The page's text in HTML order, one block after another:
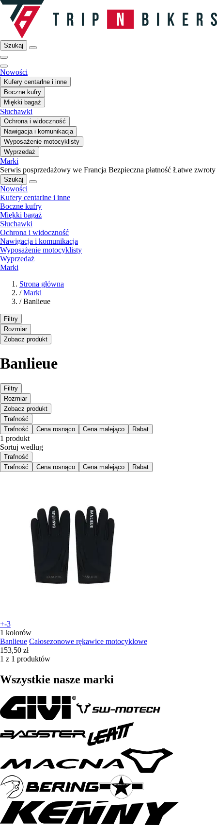
Szukaj
Nowości
Kufery centarlne i inne
Boczne kufry
Miękki bagaż
Słuchawki
Ochrona i widoczność
Nawigacja i komunikacja
Wyposażenie motocyklisty
Wyprzedaż
Marki
Serwis posprzedażowy we Francja Bezpieczna płatność Łatwe zwroty
Szukaj
Nowości
Kufery centarlne i inne
Boczne kufry
Miękki bagaż
Słuchawki
Ochrona i widoczność
Nawigacja i komunikacja
Wyposażenie motocyklisty
Wyprzedaż
Marki
Strona główna
/ Marki
/ Banlieue
Filtry
Rozmiar
Zobacz produkt
Banlieue
Filtry
Rozmiar
Zobacz produkt
Trafność
Trafność
Cena rosnąco Cena malejąco Rabat
1 produkt
Sortuj według
Trafność
Trafność
Cena rosnąco Cena malejąco Rabat
+-3
1 kolorów
Banlieue Całosezonowe rękawice motocyklowe
153,50 zł
1 z 1 produktów
Wszystkie nasze marki